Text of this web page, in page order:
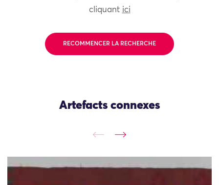
cliquant ici
RECOMMENCER LA RECHERCHE
Artefacts connexes